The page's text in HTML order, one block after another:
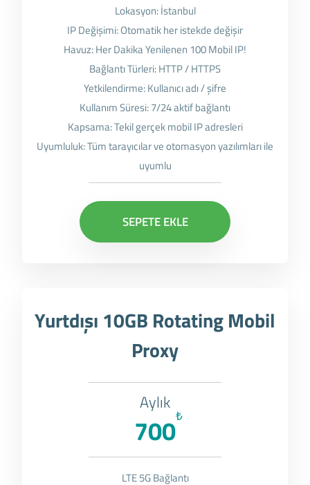
Lokasyon: İstanbul
IP Değişimi: Otomatik her istekde değişir
Havuz: Her Dakika Yenilenen 100 Mobil IP!
Bağlantı Türleri: HTTP / HTTPS
Yetkilendirme: Kullanıcı adı / şifre
Kullanım Süresi: 7/24 aktif bağlantı
Kapsama: Tekil gerçek mobil IP adresleri
Uyumluluk: Tüm tarayıcılar ve otomasyon yazılımları ile
uyumlu
SEPETE EKLE
Yurtdışı 10GB Rotating Mobil
Proxy
Aylık
₺
700
LTE 5G Bağlantı